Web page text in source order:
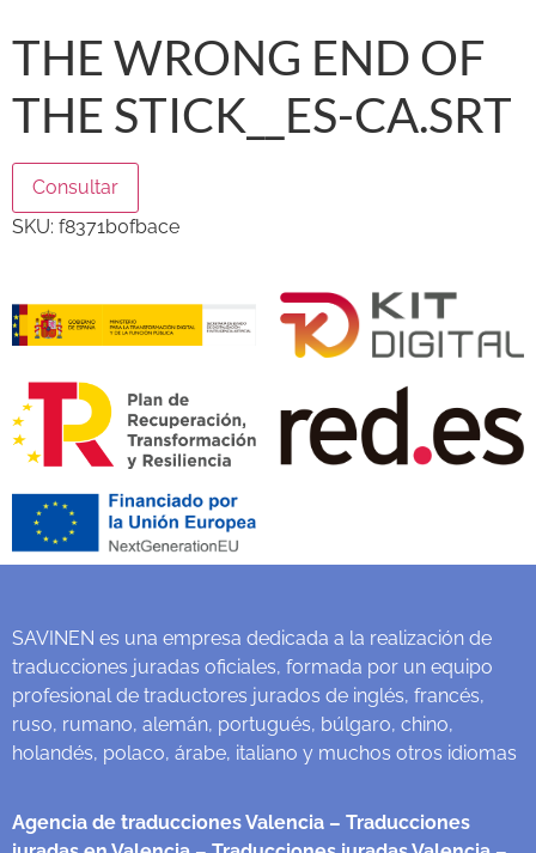
THE WRONG END OF
THE STICK__ES-CA.SRT
Consultar
SKU: f8371b0fbace
SAVINEN es una empresa dedicada a la realización de
traducciones juradas oficiales, formada por un equipo
profesional de traductores jurados de inglés, francés,
ruso, rumano, alemán, portugués, búlgaro, chino,
holandés, polaco, árabe, italiano y muchos otros idiomas
Agencia de traducciones Valencia – Traducciones